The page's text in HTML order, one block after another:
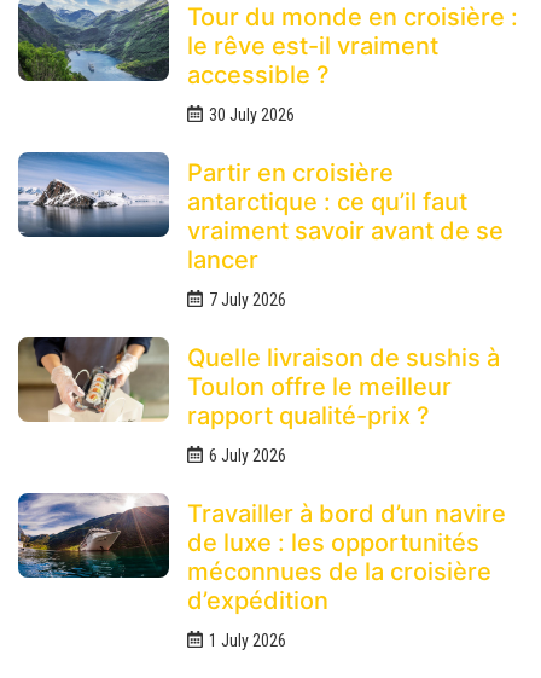
Tour du monde en croisière :
le rêve est-il vraiment
accessible ?
30 July 2026
Partir en croisière
antarctique : ce qu’il faut
vraiment savoir avant de se
lancer
7 July 2026
Quelle livraison de sushis à
Toulon offre le meilleur
rapport qualité-prix ?
6 July 2026
Travailler à bord d’un navire
de luxe : les opportunités
méconnues de la croisière
d’expédition
1 July 2026